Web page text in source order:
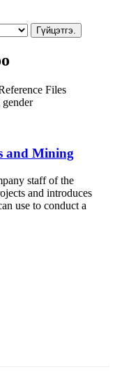
Гүйцэтгэ.
Files
gender
and Mining
staff of the
and introduces
use to conduct a